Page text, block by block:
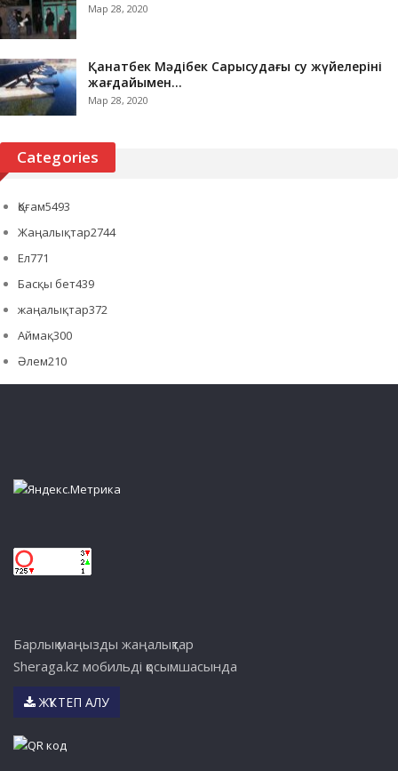
Мар 28, 2020
Қанатбек Мәдібек Сарысудағы су жүйелерінің
жағдайымен…
Мар 28, 2020
Categories
Қоғам5493
Жаңалықтар2744
Ел771
Басқы бет439
жаңалықтар372
Аймақ300
Әлем210
Барлық маңызды жаңалықтар
Sheraga.kz мобильді қосымшасында
ЖҮКТЕП АЛУ